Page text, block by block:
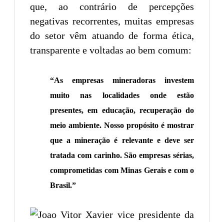
que, ao contrário de percepções
negativas recorrentes, muitas empresas
do setor vêm atuando de forma ética,
transparente e voltadas ao bem comum:
“As empresas mineradoras investem
muito nas localidades onde estão
presentes, em educação, recuperação do
meio ambiente. Nosso propósito é mostrar
que a mineração é relevante e deve ser
tratada com carinho. São empresas sérias,
comprometidas com Minas Gerais e com o
Brasil.”